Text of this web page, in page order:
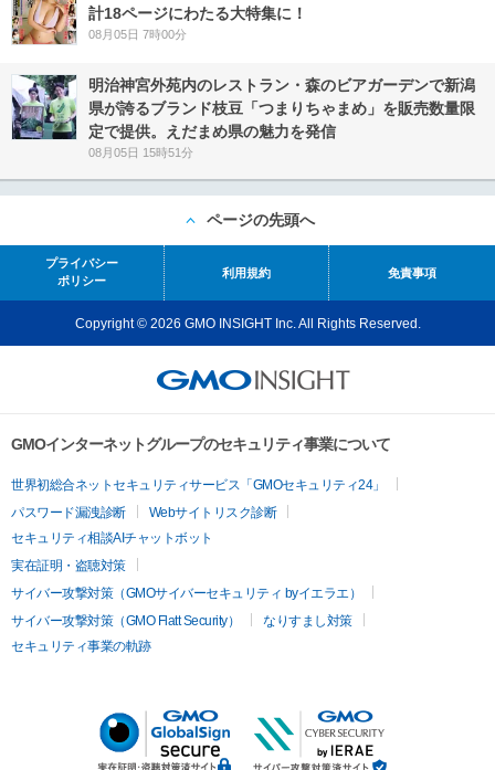
計18ページにわたる大特集に！
08月05日 7時00分
明治神宮外苑内のレストラン・森のビアガーデンで新潟
県が誇るブランド枝豆「つまりちゃまめ」を販売数量限
定で提供。えだまめ県の魅力を発信
08月05日 15時51分
ページの先頭へ
プライバシー
ポリシー
利用規約 免責事項
Copyright © 2026 GMO INSIGHT Inc. All Rights Reserved.
GMOインターネットグループのセキュリティ事業について
世界初総合ネットセキュリティサービス「GMOセキュリティ24」
パスワード漏洩診断
Webサイトリスク診断
セキュリティ相談AIチャットボット
実在証明・盗聴対策
サイバー攻撃対策（GMOサイバーセキュリティ byイエラエ）
サイバー攻撃対策（GMO Flatt Security）
なりすまし対策
セキュリティ事業の軌跡